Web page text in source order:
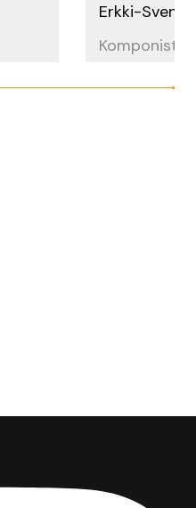
Erkki-Sven
Komponist